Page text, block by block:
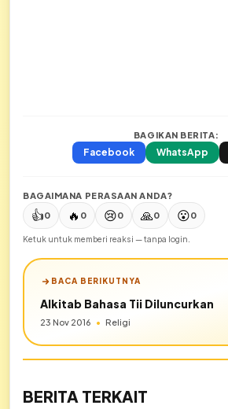
BAGIKAN BERITA:
Facebook WhatsApp
BAGAIMANA PERASAAN ANDA?
👍0 🔥 0 😢0 🙏0 😮0
Ketuk untuk memberi reaksi — tanpa login.
BACA BERIKUTNYA
Alkitab Bahasa Tii Diluncurkan
23 Nov 2016 • Religi
BERITA TERKAIT